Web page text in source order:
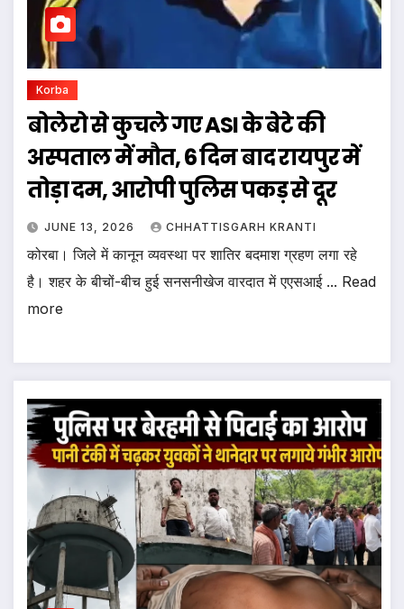
Korba
बोलेरो से कुचले गए ASI के बेटे की
अस्पताल में मौत, 6 दिन बाद रायपुर में
तोड़ा दम, आरोपी पुलिस पकड़ से दूर
JUNE 13, 2026 CHHATTISGARH KRANTI
कोरबा। जिले में कानून व्यवस्था पर शातिर बदमाश ग्रहण लगा रहे
है। शहर के बीचों-बीच हुई सनसनीखेज वारदात में एएसआई ... Read
more